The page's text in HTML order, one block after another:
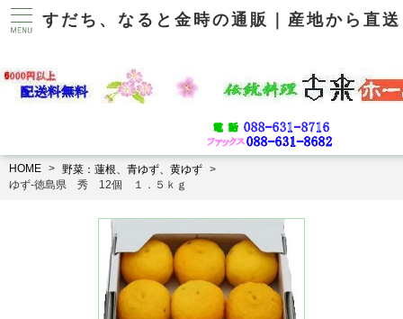
すだち、なると金時の通販｜産地から直
HOME
野菜：蓮根、青ゆず、黄ゆず
ゆず-徳島県 秀 12個 １．５ｋｇ